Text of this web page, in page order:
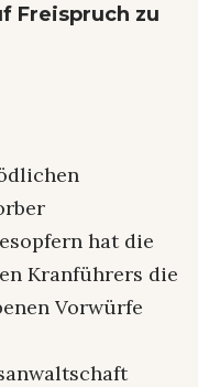
Freispruch zu
hat die
Kranführers die
Vorwürfe